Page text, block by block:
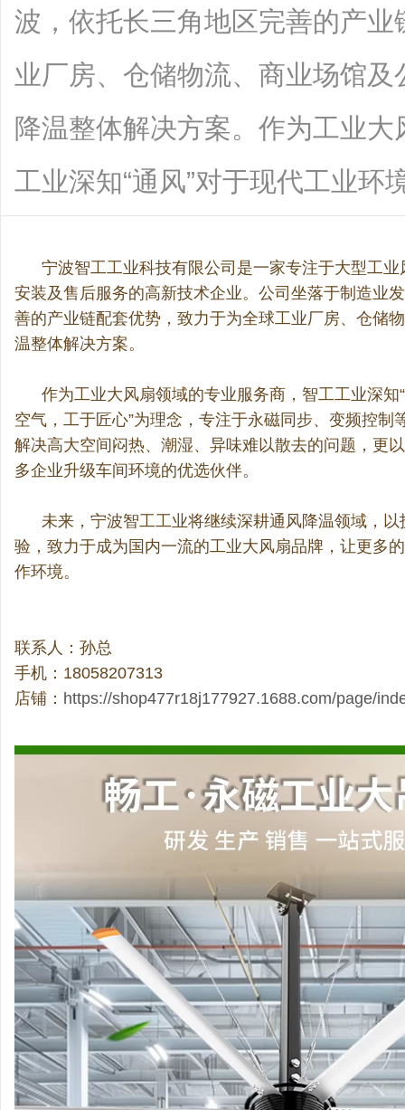
波，依托长三角地区完善的产
业厂房、仓储物流、商业场馆
降温整体解决方案。作为工业
工业深知“通风”对于现代工业环
宁波智工工业科技有限公司是一家专注于大型工业
安装及售后服务的高新技术企业。公司坐落于制造
善的产业链配套优势，致力于为全球工业厂房、仓储
温整体解决方案。
作为工业大风扇领域的专业服务商，智工工业深知
空气，工于匠心”为理念，专注于永磁同步、变频控
解决高大空间闷热、潮湿、异味难以散去的问题，更
多企业升级车间环境的优选伙伴。
未来，宁波智工工业将继续深耕通风降温领域，以
验，致力于成为国内一流的工业大风扇品牌，让更多
作环境。
联系人：孙总
手机：18058207313
店铺： https://shop477r18j177927.1688.com/page/